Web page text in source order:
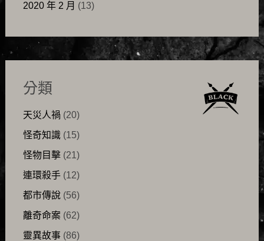
2020 年 2 月 (13)
分類
天災人禍 (20)
怪奇知識(15)
怪物目擊(21)
連環殺手(12)
都市傳說(56)
離奇命案(62)
靈異故事(86)